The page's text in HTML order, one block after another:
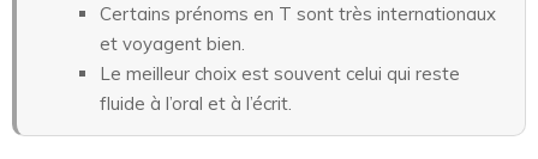
Certains prénoms en T sont très internationaux
et voyagent bien.
Le meilleur choix est souvent celui qui reste
fluide à l’oral et à l’écrit.